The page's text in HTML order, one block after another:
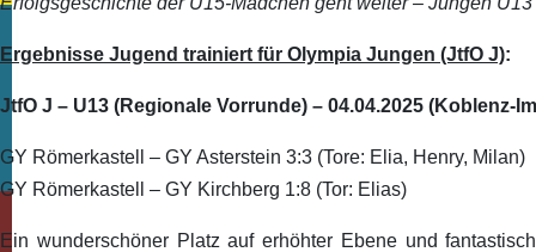
Ergebnisse Jugend trainiert für Olympia Jungen (JtfO J):
JtfO J – U13 (Regionale Vorrunde) – 04.04.2025 (Koblenz-
GY Römerkastell – GY Asterstein 3:3 (Tore: Elia, Henry, Milan)
GY Römerkastell – GY Kirchberg 1:8 (Tor: Elias)
Ein wunderschöner Platz auf erhöhter Ebene und